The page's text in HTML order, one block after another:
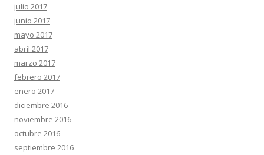
julio 2017
junio 2017
mayo 2017
abril 2017
marzo 2017
febrero 2017
enero 2017
diciembre 2016
noviembre 2016
octubre 2016
septiembre 2016